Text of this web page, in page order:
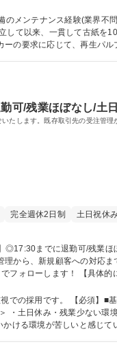
います。これらの機器は
パルプ製造の機械操作・監視★3勤1
ナンス経験(業界不問) ■機械
て以来、一貫して古紙を
の要求に応じて、再生パ
可/残業ほぼなし/土
たします。既存取引先の受注管
完全週休2日制 土日祝休
から、新規顧客への対応ま
フォローします！ 【具体
客の受注管理・フォロー
国中央/法人営業】◎17:30までに退
の採用です。 【必須】■
環境が苦しいと感じている